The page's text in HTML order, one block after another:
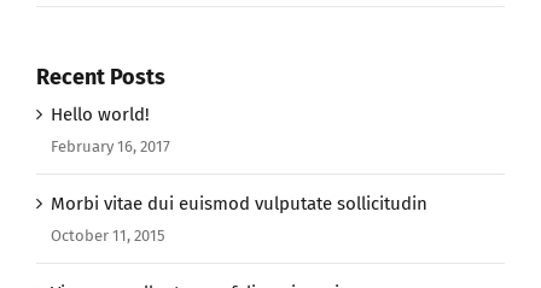
Recent Posts
Hello world!
February 16, 2017
Morbi vitae dui euismod vulputate sollicitudin
October 11, 2015